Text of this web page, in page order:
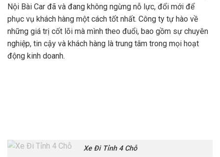
Nội Bài Car đã và đang không ngừng nỗ lực, đổi mới để
phục vụ khách hàng một cách tốt nhất. Công ty tự hào về
những giá trị cốt lõi mà mình theo đuổi, bao gồm sự chuyên
nghiệp, tin cậy và khách hàng là trung tâm trong mọi hoạt
động kinh doanh.
Xe Đi Tỉnh 4 Chỗ